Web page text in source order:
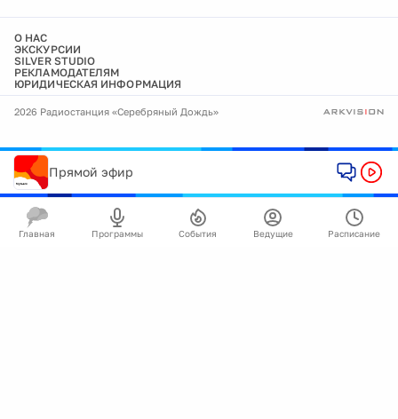
О НАС
ЭКСКУРСИИ
SILVER STUDIO
РЕКЛАМОДАТЕЛЯМ
ЮРИДИЧЕСКАЯ ИНФОРМАЦИЯ
2026 Радиостанция «Серебряный Дождь»
Прямой эфир
Главная Программы События Ведущие Расписание